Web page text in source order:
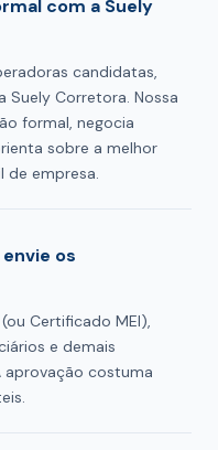
com a Suely
candidatas,
Corretora. Nossa
formal, negocia
sobre a melhor
de empresa.
os
Certificado MEI),
e demais
aprovação costuma